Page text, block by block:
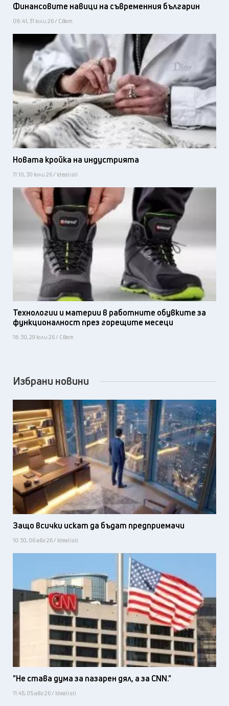
Финансовите навици на съвременния българин
08:41, 31 юли 26 / Свят
Новата кройка на индустрията
11:10, 30 юли 26 / Idealisti
Технологии и материи в работните обувките за
функционалност през горещите месеци
18:30, 29 юли 26 / Свят
Избрани новини
Защо всички искат да бъдат предприемачи
10:30, 06 авг 26 / Idealisti
"Не става дума за пазарен дял, а за CNN."
11:45, 05 авг 26 / Idealisti